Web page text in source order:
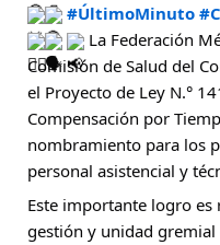
#ÚltimoMinuto
La Federación
Comisión de Salud del
el Proyecto de Ley N.°
Compensación por
nombramiento para los
personal asistencial y
Este importante logro es
gestión y unidad